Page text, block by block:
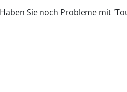
Haben Sie noch Probleme mit